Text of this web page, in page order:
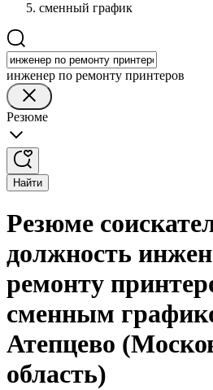
сменный график
инженер по ремонту принтеров
Резюме
Найти
Резюме
должность
ремонту
сменным
Атепцево
область)